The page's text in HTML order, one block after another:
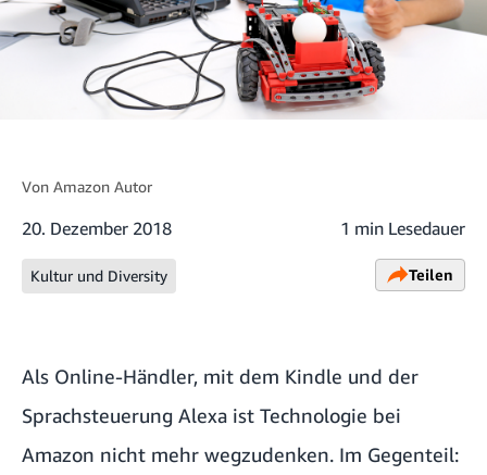
Von Amazon Autor
20. Dezember 2018 1 min Lesedauer
Kultur und Diversity Teilen
Als Online-Händler, mit dem Kindle und der
Sprachsteuerung Alexa ist Technologie bei
Amazon nicht mehr wegzudenken. Im Gegenteil: